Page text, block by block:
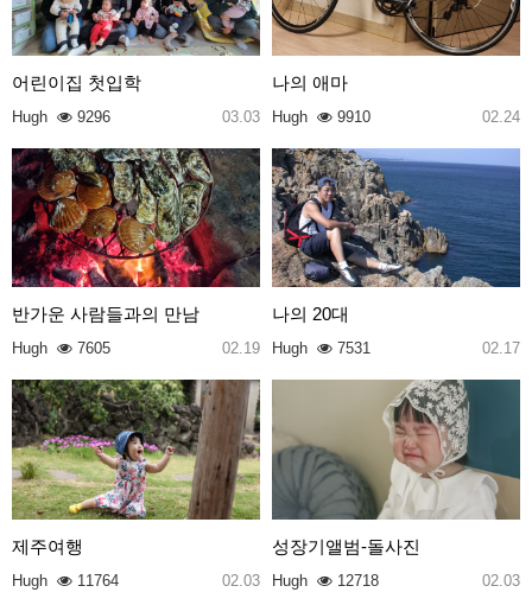
어린이집 첫입학
Hugh 9296 03.03
나의 애마
Hugh 9910 02.24
반가운 사람들과의 만남
Hugh 7605 02.19
나의 20대
Hugh 7531 02.17
제주여행
Hugh 11764 02.03
성장기앨범-돌사진
Hugh 12718 02.03